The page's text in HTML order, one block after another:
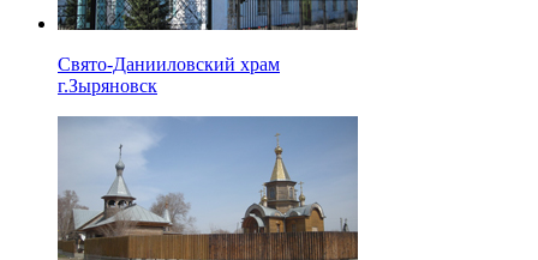
Свято-Данииловский храм
г.Зыряновск